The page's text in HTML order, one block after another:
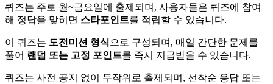
퀴즈는 주로 월~금요일에 출제되며, 사용자들은 퀴즈에 참여
해 정답을 맞히면 스타포인트를 적립할 수 있습니다.
이 퀴즈는 도전미션 형식 으로 구성되며, 매일 간단한 문제를
풀어 랜덤 또는 고정 포인트를 즉시 지급받을 수 있습니다.
퀴즈는 사전 공지 없이 무작위로 출제되며, 선착순 응답 또는